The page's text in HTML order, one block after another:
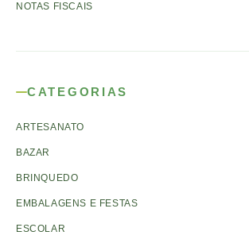
NOTAS FISCAIS
CATEGORIAS
ARTESANATO
BAZAR
BRINQUEDO
EMBALAGENS E FESTAS
ESCOLAR